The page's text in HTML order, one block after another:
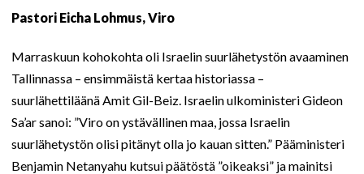
Pastori Eicha Lohmus, Viro
Marraskuun kohokohta oli Israelin suurlähetystön avaaminen
Tallinnassa – ensimmäistä kertaa historiassa –
suurlähettiläänä Amit Gil-Beiz. Israelin ulkoministeri Gideon
Sa’ar sanoi: ”Viro on ystävällinen maa, jossa Israelin
suurlähetystön olisi pitänyt olla jo kauan sitten.” Pääministeri
Benjamin Netanyahu kutsui päätöstä ”oikeaksi” ja mainitsi